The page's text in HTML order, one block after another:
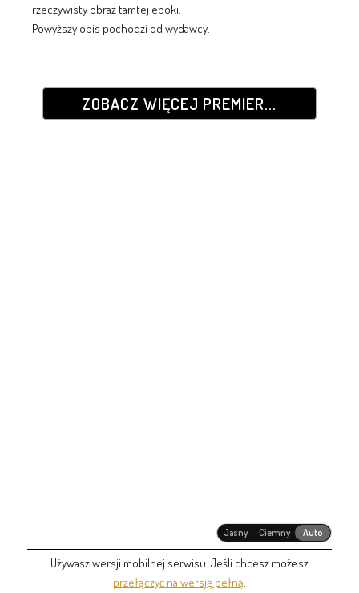
rzeczywisty obraz tamtej epoki.
Powyższy opis pochodzi od wydawcy.
ZOBACZ WIĘCEJ PREMIER...
Jasny Ciemny Auto
Używasz wersji mobilnej serwisu. Jeśli chcesz możesz
przełączyć na wersję pełną